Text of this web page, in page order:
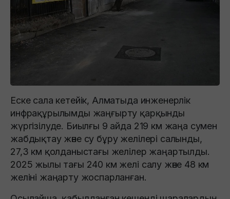
Еске сала кетейік, Алматыда инженерлік
инфрақұрылымды жаңғырту қарқынды
жүргізілуде. Биылғы 9 айда 219 км жаңа сумен
жабдықтау және су бұру желілері салынды,
27,3 км қолданыстағы желілер жаңартылды.
2025 жылы тағы 240 км желі салу және 48 км
желіні жаңарту жоспарланған.